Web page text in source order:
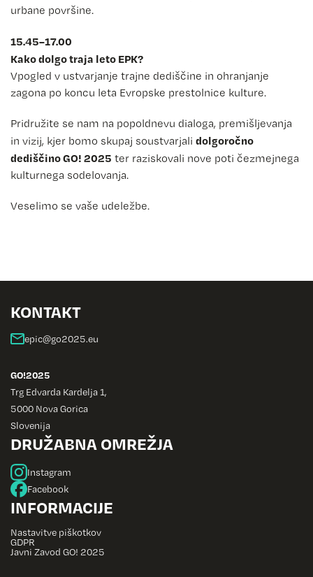
urbane površine.
15.45–17.00
Kako dolgo traja leto EPK?
Vpogled v ustvarjanje trajne dediščine in ohranjanje
zagona po koncu leta Evropske prestolnice kulture.
Pridružite se nam na popoldnevu dialoga, premišljevanja
in vizij, kjer bomo skupaj soustvarjali dolgoročno
dediščino GO! 2025 ter raziskovali nove poti čezmejnega
kulturnega sodelovanja.
Veselimo se vaše udeležbe.
KONTAKT
GO!2025
Trg Edvarda Kardelja 1,
5000 Nova Gorica
Slovenija
DRUŽABNA OMREŽJA
Instagram
Facebook
INFORMACIJE
Nastavitve piškotkov
GDPR
Javni Zavod GO! 2025